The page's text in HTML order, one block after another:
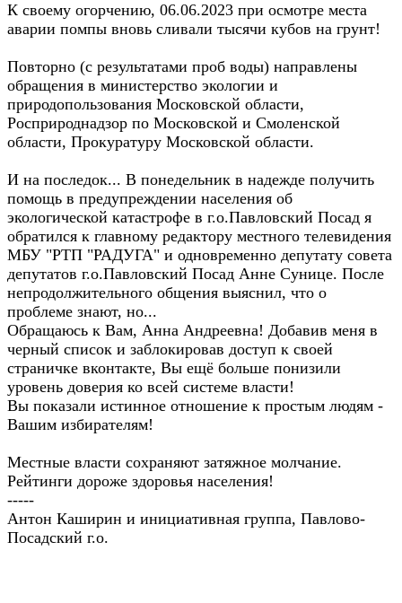
К своему огорчению, 06.06.2023 при осмотре места
аварии помпы вновь сливали тысячи кубов на грунт!
Повторно (с результатами проб воды) направлены
обращения в министерство экологии и
природопользования Московской области,
Росприроднадзор по Московской и Смоленской
области, Прокуратуру Московской области.
И на последок... В понедельник в надежде получить
помощь в предупреждении населения об
экологической катастрофе в г.о.Павловский Посад я
обратился к главному редактору местного телевидения
МБУ "РТП "РАДУГА" и одновременно депутату совета
депутатов г.о.Павловский Посад Анне Сунице. После
непродолжительного общения выяснил, что о
проблеме знают, но...
Обращаюсь к Вам, Анна Андреевна! Добавив меня в
черный список и заблокировав доступ к своей
страничке вконтакте, Вы ещё больше понизили
уровень доверия ко всей системе власти!
Вы показали истинное отношение к простым людям -
Вашим избирателям!
Местные власти сохраняют затяжное молчание.
Рейтинги дороже здоровья населения!
-----
Антон Каширин и инициативная группа, Павлово-
Посадский г.о.